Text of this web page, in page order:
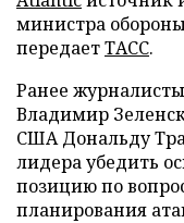
министра
передаетТАСС.
Ранее
Владимир
США Дональду
лидера убедить
позицию по
планирования